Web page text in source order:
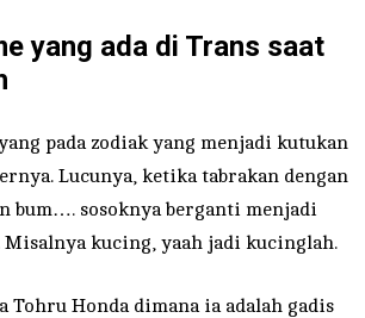
yang ada di Trans saat
pada zodiak yang menjadi kutukan
Lucunya, ketika tabrakan dengan
bum…. sosoknya berganti menjadi
kucing, yaah jadi kucinglah.
Tohru Honda dimana ia adalah gadis